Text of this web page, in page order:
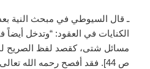
ـ قال السيوطي في مبحث النية
الكنايات في العقود: “وتدخل أيضاً
مسائل شتى، كقصد لفظ الصريح
ص 44]. فقد أفصح رحمه الله